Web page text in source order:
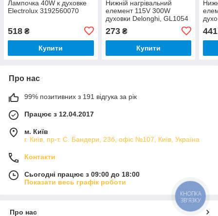
Лампочка 40W к духовке
Electrolux 3192560070
518 ₴
Купити
Нижній нагрівальний
елемент 115V 300W
духовки Delonghi, GL1054
273₴
Купити
441
Про нас
99% позитивних з 191 відгука за рік
Працює з 12.04.2017
м. Київ
г. Київ, пр-т. С. Бандери, 23б, офіс №107, Київ, Україна
Контакти
Сьогодні працює з 09:00 до 18:00
Показати весь графік роботи
Про нас
КНОПКА
ЗВ'ЯЗКУ